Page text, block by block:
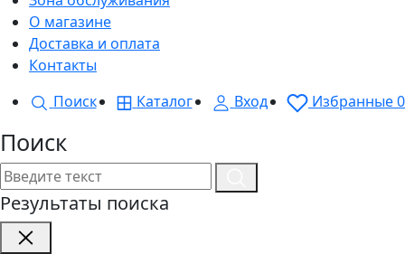
О магазине
Доставка и оплата
Контакты
Поиск
Каталог Вход Избранные0
Поиск
Результаты поиска